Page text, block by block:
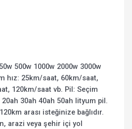
500w 1000w 2000w 3000w
hız: 25km/saat, 60km/saat,
120km/saat vb. Pil: Seçim
30ah 40ah 50ah lityum pil.
arası isteğinize bağlıdır.
arazi veya şehir içi yol